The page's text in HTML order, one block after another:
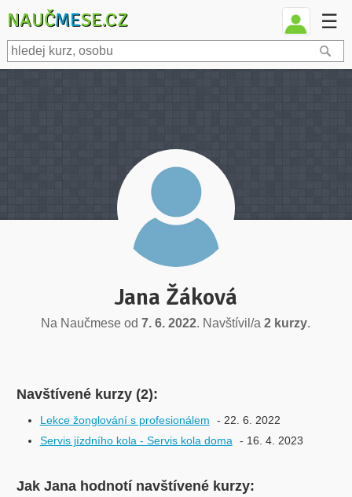
NAUČMESE.CZ ☰
Jana Žáková
Na Naučmese od7. 6. 2022. Navštívil/a2 kurzy.
Navštívené kurzy (2):
Lekce žonglování s profesionálem
- 22. 6. 2022
Servis jízdního kola - Servis kola doma
- 16. 4. 2023
Jak Jana hodnotí navštívené kurzy: